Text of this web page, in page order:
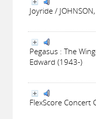
Joyride /
Pegasus : The
Edward (1943-)
FlexScore Concert